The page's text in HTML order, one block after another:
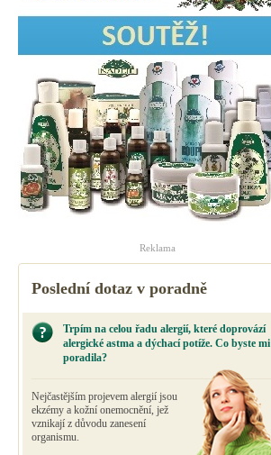
Reklama
Poslední dotaz v poradně
Trpím na celou řadu alergií, které doprovází
alergické astma a dýchací potíže. Co byste mi
poradila?
Nejčastějším projevem alergií jsou
ekzémy a kožní onemocnění, jež
vznikají z důvodu zanesení
organismu.